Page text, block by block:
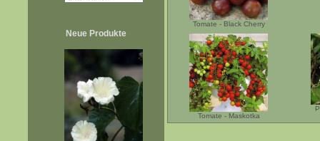
Neue Produkte
Tomate - Black Cherry
Tomate - Maskotka